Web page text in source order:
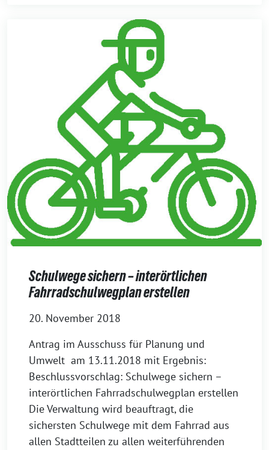
Schulwege sichern – interörtlichen
Fahrradschulwegplan erstellen
20. November 2018
Antrag im Ausschuss für Planung und
Umwelt am 13.11.2018 mit Ergebnis:
Beschlussvorschlag: Schulwege sichern –
interörtlichen Fahrradschulwegplan erstellen
Die Verwaltung wird beauftragt, die
sichersten Schulwege mit dem Fahrrad aus
allen Stadtteilen zu allen weiterführenden